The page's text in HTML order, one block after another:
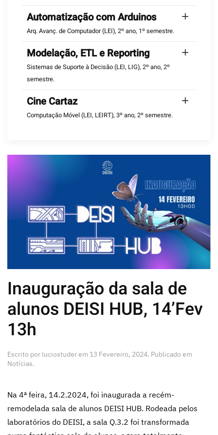
Automatização com Arduinos
Arq. Avanç. de Computador (LEI), 2º ano, 1º semestre.
Modelação, ETL e Reporting
Sistemas de Suporte à Decisão (LEI, LIG), 2º ano, 2º
semestre.
Cine Cartaz
Computação Móvel (LEI, LEIRT), 3º ano, 2º semestre.
Inauguração da sala de
alunos DEISI HUB, 14’Fev
13h
Escrito por luciostuderem 13 Fevereiro, 2024. Publicado em
Notícias.
Na 4ª feira, 14.2.2024, foi inaugurada a recém-
remodelada sala de alunos DEISI HUB. Rodeada pelos
laboratórios do DEISI, a sala Q.3.2 foi transformada